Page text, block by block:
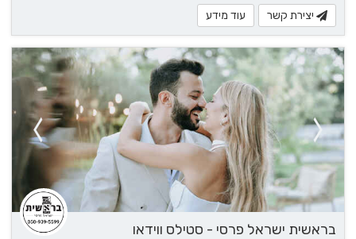
יצירת קשר עוד מידע
בראשית ישראל פרסי - סטילס ווידאו